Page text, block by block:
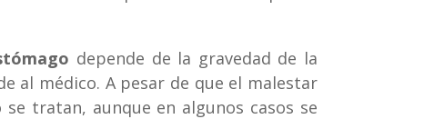
depende de la gravedad de la
al médico. A pesar de que el malestar
tratan, aunque en algunos casos se